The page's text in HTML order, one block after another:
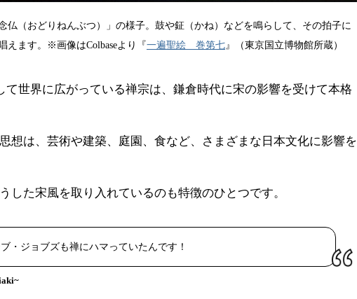
仏（おどりねんぶつ）」の様子。鼓や鉦（かね）などを鳴らして、その拍子に
えます。※画像はColbaseより『一遍聖絵 巻第七』（東京国立博物館所蔵）
て世界に広がっている禅宗は、鎌倉時代に宋の影響を受けて本格
想は、芸術や建築、庭園、食など、さまざまな日本文化に影響を
した宋風を取り入れているのも特徴のひとつです。
・ジョブズも禅にハマっていたんです！